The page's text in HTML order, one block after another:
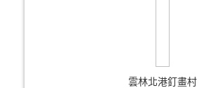
雲林北港釘畫村